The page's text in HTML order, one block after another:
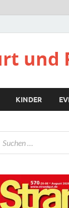
und
KINDER